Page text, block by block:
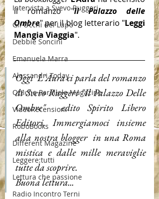
Intervista a Svevo Ruggeri
Gli Occhi del Lupo
Debbie Soncini
Emanuela Marra
Alessandri Today
Ottiche Parallele Magazine
VideoRecensioni
RoboBooks
Different Magazine
Leggere:tutti
Lettura che passione
Radio Incontro Terni
il romanzo "Il Palazzo delle
Ombre" per il blog letterario "Leggi
Mangia Viaggia".
Oggi  L'Aura ci parla del romanzo
di Svevo Ruggeri "Il Palazzo Delle
Ombre"  edito Spirito Libero
Editori. Immergiamoci insieme
alla nostra blogger  in una Roma
mistica e dalle mille meraviglie
tutte da scoprire.
Buona lettura...